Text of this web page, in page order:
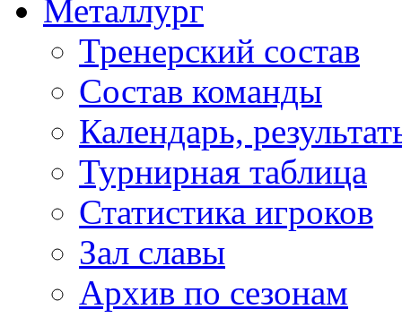
Металлург
Тренерский состав
Состав команды
Календарь,
Турнирная таблица
Статистика игроков
Зал славы
Архив по сезонам